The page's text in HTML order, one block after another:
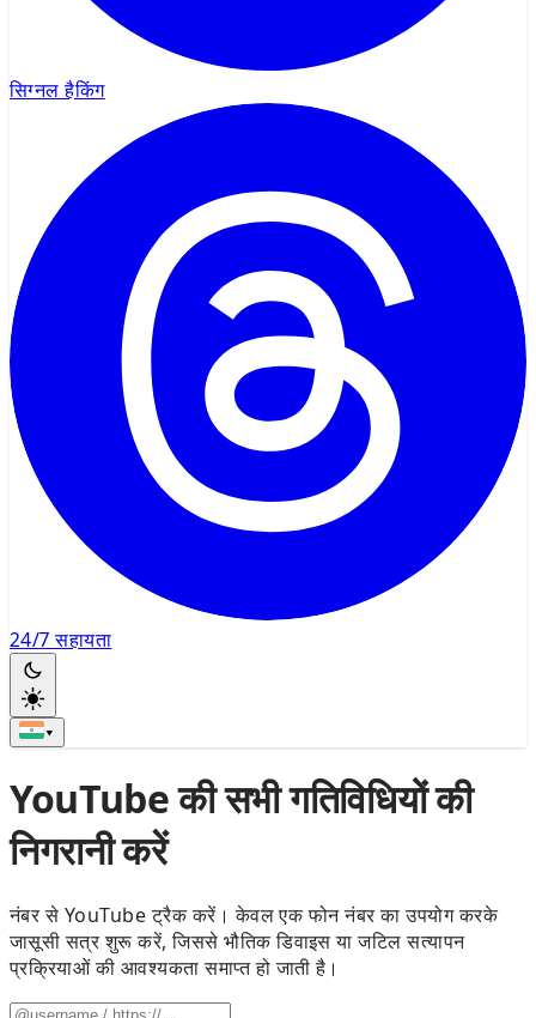
सिग्नल हैकिंग
24/7 सहायता
▾
YouTube की सभी गतिविधियों की
निगरानी करें
नंबर से YouTube ट्रैक करें। केवल एक फोन नंबर का उपयोग करके
जासूसी सत्र शुरू करें, जिससे भौतिक डिवाइस या जटिल सत्यापन
प्रक्रियाओं की आवश्यकता समाप्त हो जाती है।